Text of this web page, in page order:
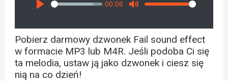
Seek
00:06
Volume
Pobierz darmowy dzwonek Fail sound effect
w formacie MP3 lub M4R. Jeśli podoba Ci się
ta melodia, ustaw ją jako dzwonek i ciesz się
nią na co dzień!